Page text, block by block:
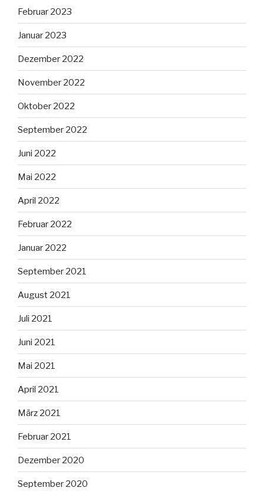
Februar 2023
Januar 2023
Dezember 2022
November 2022
Oktober 2022
September 2022
Juni 2022
Mai 2022
April 2022
Februar 2022
Januar 2022
September 2021
August 2021
Juli 2021
Juni 2021
Mai 2021
April 2021
März 2021
Februar 2021
Dezember 2020
September 2020